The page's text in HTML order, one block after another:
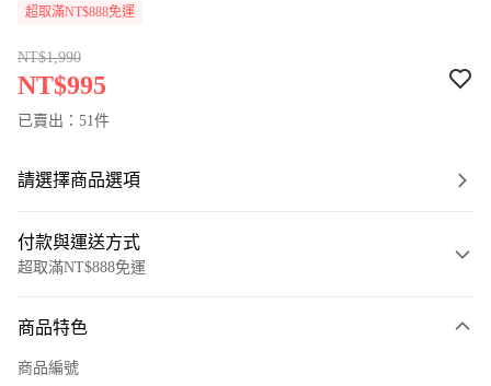
超取滿NT$888免運
NT$1,990
NT$995
已賣出：51件
請選擇商品選項
付款與運送方式
超取滿NT$888免運
信用卡一次付款
商品特色
商品編號